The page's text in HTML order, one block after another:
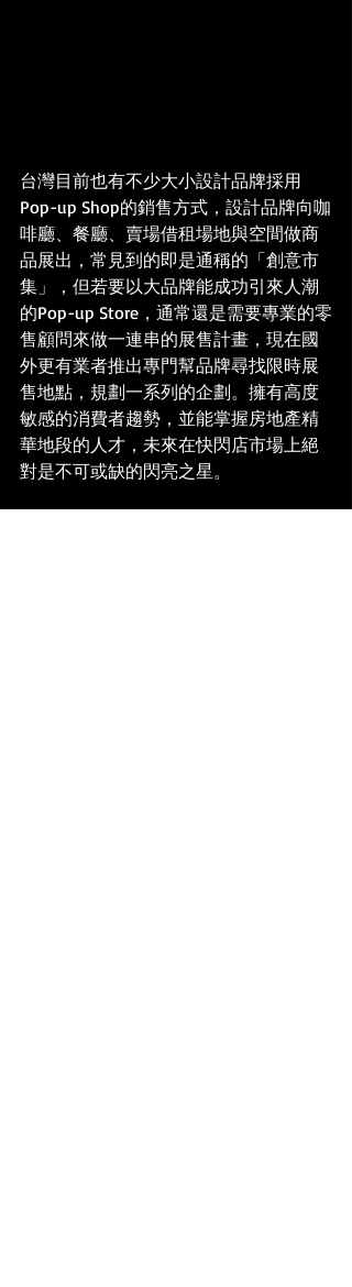
台灣目前也有不少大小設計品牌採用
Pop-up Shop的銷售方式，設計品牌向咖
啡廳、餐廳、賣場借租場地與空間做商
品展出，常見到的即是通稱的「創意市
集」，但若要以大品牌能成功引來人潮
的Pop-up Store，通常還是需要專業的零
售顧問來做一連串的展售計畫，現在國
外更有業者推出專門幫品牌尋找限時展
售地點，規劃一系列的企劃。擁有高度
敏感的消費者趨勢，並能掌握房地產精
華地段的人才，未來在快閃店市場上絕
對是不可或缺的閃亮之星。